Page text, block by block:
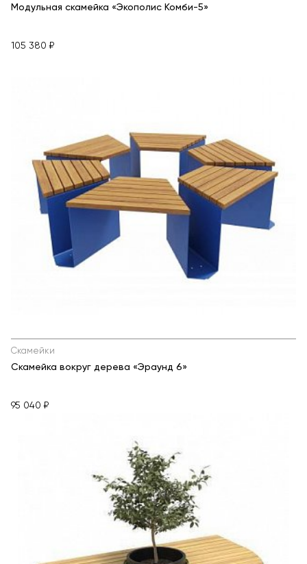
Модульная скамейка «Экополис Комби-5»
105 380 ₽
Скамейки
Скамейка вокруг дерева «Эраунд 6»
95 040 ₽